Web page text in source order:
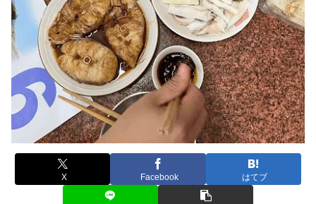
X Facebook はてブ